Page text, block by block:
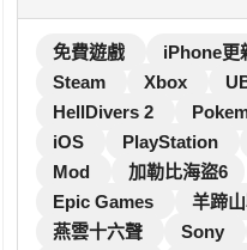
免費遊戲
iPhone更
Steam
Xbox
HellDivers 2
iOS
PlayStation
Mod
加勒比海盜6
Epic Games
羊蹄
燕雲十六聲
Sony